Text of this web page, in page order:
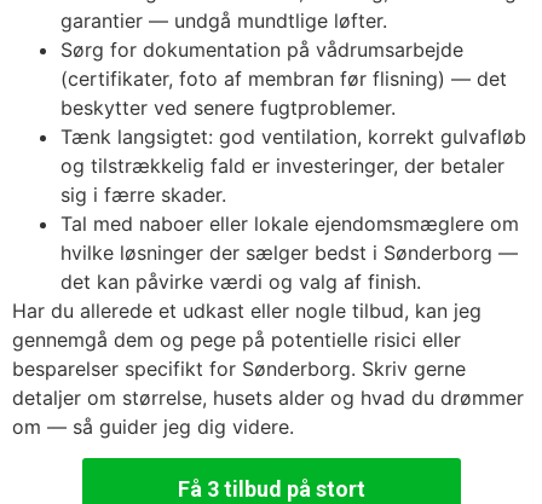
garantier — undgå mundtlige løfter.
Sørg for dokumentation på vådrumsarbejde
(certifikater, foto af membran før flisning) — det
beskytter ved senere fugtproblemer.
Tænk langsigtet: god ventilation, korrekt gulvafløb
og tilstrækkelig fald er investeringer, der betaler
sig i færre skader.
Tal med naboer eller lokale ejendomsmæglere om
hvilke løsninger der sælger bedst i Sønderborg —
det kan påvirke værdi og valg af finish.
Har du allerede et udkast eller nogle tilbud, kan jeg
gennemgå dem og pege på potentielle risici eller
besparelser specifikt for Sønderborg. Skriv gerne
detaljer om størrelse, husets alder og hvad du drømmer
om — så guider jeg dig videre.
Få 3 tilbud på stort